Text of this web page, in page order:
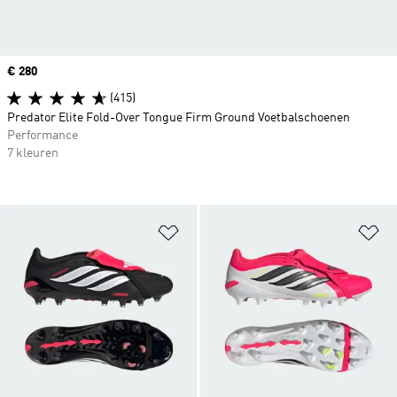
Price
€ 280
(415)
Predator Elite Fold-Over Tongue Firm Ground Voetbalschoenen
Performance
7 kleuren